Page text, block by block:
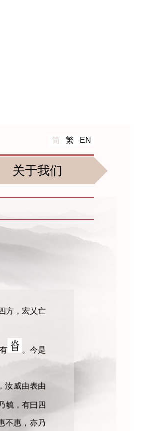
简 繁 EN
关于我们
方，宏乂亡
。今是
汝威由表由
毓，有曰四
不惠，亦乃